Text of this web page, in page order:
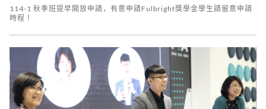
114-1 秋季班提早開放申請，有意申請Fulbright獎學金學生請留意申請
時程！